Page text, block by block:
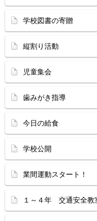
学校図書の寄贈
縦割り活動
児童集会
歯みがき指導
今日の給食
学校公開
業間運動スタート！
１～４年 交通安全教